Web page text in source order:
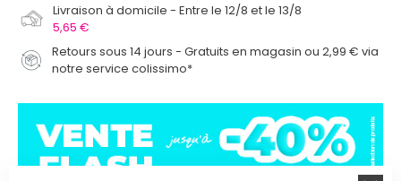
Livraison à domicile
Entre le 12/8 et le 13/8
5,65 €
Retours sous 14 jours - Gratuits en magasin ou 2,99 € via
notre service colissimo*